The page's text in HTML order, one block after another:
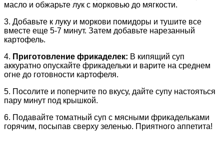
масло и обжарьте лук с морковью до мягкости.
3. Добавьте к луку и моркови помидоры и тушите все
вместе еще 5-7 минут. Затем добавьте нарезанный
картофель.
4. Приготовление фрикаделек: В кипящий суп
аккуратно опускайте фрикадельки и варите на среднем
огне до готовности картофеля.
5. Посолите и поперчите по вкусу, дайте супу настояться
пару минут под крышкой.
6. Подавайте томатный суп с мясными фрикадельками
горячим, посыпав сверху зеленью. Приятного аппетита!